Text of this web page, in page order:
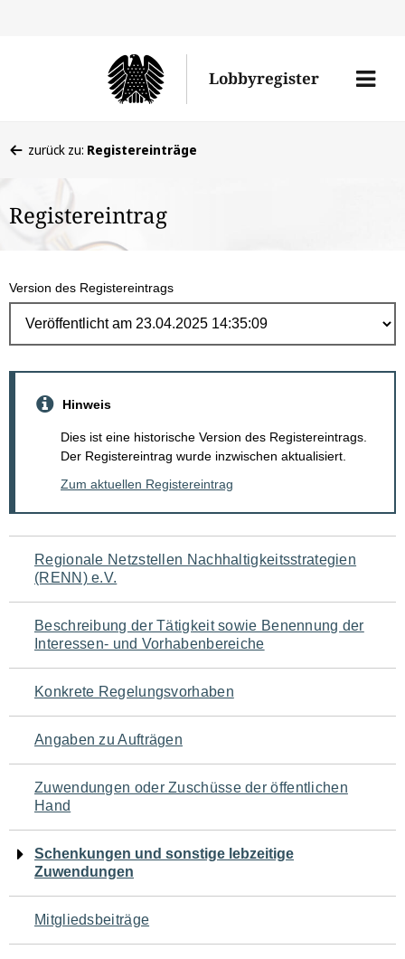
Lobbyregister
Menü
befinden
hier:
zurück zu: Registereinträge
Registereintrag
Version des Registereintrags
Hinweis
Dies ist eine historische Version des Registereintrags.
Der Registereintrag wurde inzwischen aktualisiert.
Zum aktuellen Registereintrag
Navigation
für
den
Seiteninhalt
Regionale Netzstellen Nachhaltigkeitsstrategien
(RENN) e.V.
Beschreibung der Tätigkeit sowie Benennung der
Interessen- und Vorhabenbereiche
Konkrete Regelungsvorhaben
Angaben zu Aufträgen
Zuwendungen oder Zuschüsse der öffentlichen
Hand
Schenkungen und sonstige lebzeitige
Zuwendungen
Mitgliedsbeiträge